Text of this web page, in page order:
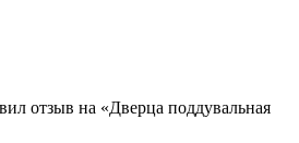
отзыв на «Дверца поддувальная